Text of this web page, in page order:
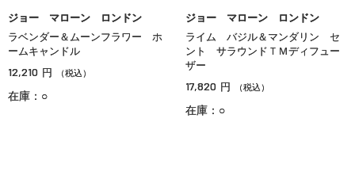
ジョー マローン ロンドン
ラベンダー＆ムーンフラワー ホ
ームキャンドル
12,210 円 （税込）
在庫：○
ジョー マローン ロンドン
ライム バジル＆マンダリン セ
ント サラウンドＴＭディフュー
ザー
17,820 円 （税込）
在庫：○